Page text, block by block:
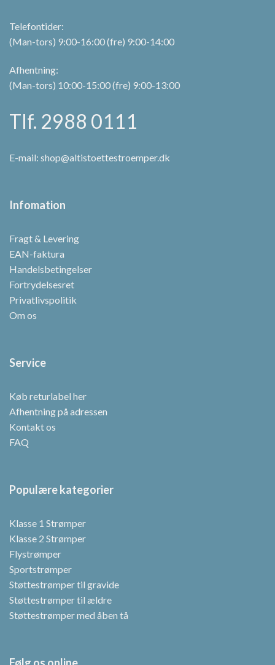
Telefontider:
(Man-tors) 9:00-16:00 (fre) 9:00-14:00
Afhentning:
(Man-tors) 10:00-15:00 (fre) 9:00-13:00
Tlf. 2988 0111
E-mail: shop@altistoettestroemper.dk
Infomation
Fragt & Levering
EAN-faktura
Handelsbetingelser
Fortrydelsesret
Privatlivspolitik
Om os
Service
Køb returlabel her
Afhentning på adressen
Kontakt os
FAQ
Populære kategorier
Klasse 1 Strømper
Klasse 2 Strømper
Flystrømper
Sportstrømper
Støttestrømper til gravide
Støttestrømper til ældre
Støttestrømper med åben tå